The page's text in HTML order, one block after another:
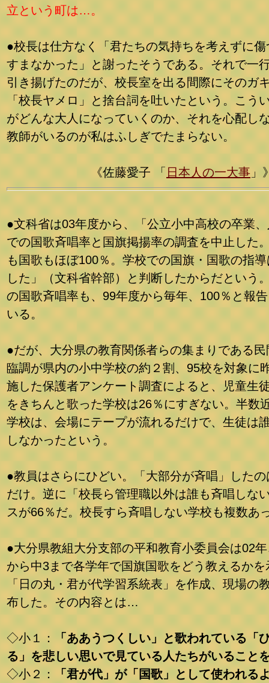
立という町は…。
●校長は仕方なく「君たちの気持ちを考えずに傷
すまなかった」と謝ったそうである。それで一
引き揚げたのだが、校長室を出る間際にそのガ
「校長ヤメロ」と捨台詞を吐いたという。こう
がどんな大人になっていくのか、それを心配し
教師がいるのが私はふしぎでたまらない。
《佐藤愛子 「 日本人の一大事 」
●文科省は03年度から、「公立小中高校の卒業
での国歌斉唱率と国旗掲揚率の調査を中止した
も国歌もほぼ100％。学校での国旗・国歌の指
した」（文科省幹部）と判断したからだという
の国歌斉唱率も、99年度から毎年、100％と報
いる。
●だが、大分県の教育関係者らの集まりである民
臨調が県内の小中学校の約２割、95校を対象に
施した保護者アンケート調査によると、児童生
をきちんと歌った学校は26％にすぎない。半数
学校は、会場にテープが流れるだけで、生徒は
しなかったという。
●教員はさらにひどい。「大部分が斉唱」したの
だけ。逆に「校長ら管理職以外は誰も斉唱しな
スが66％だ。校長すら斉唱しない学校も複数あ
●大分県教組大分支部の平和教育小委員会は02
から中3まで各学年で国旗国歌をどう教えるかを
「日の丸・君が代学習系統表」を作成、現場の
布した。その内容とは…
◇小１：
「ああうつくしい」と歌われている「
る」を悲しい思いで見ている人たちがいること
◇小２：
「君が代」が「国歌」として使われる